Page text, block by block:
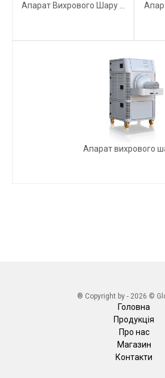
Апарат Вихрового Шару ...
Апарат вихрового
Головна
Продукція
Про нас
Магазин
Контакти
® Copyright by - 2026 ©